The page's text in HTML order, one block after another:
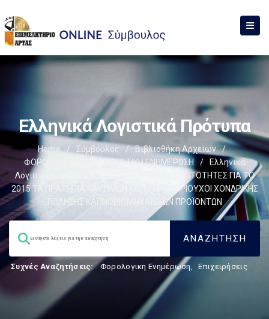
Ελληνικά Λογιστικά Πρότυπα
Home / Σύμβουλος / Βιβλιοθήκη Αρχείων
/
ΦΟΡΟΛΟΓΙΣΤΙΚΑ
ΛΟΓΙΣΤΙΚΗ ΕΝΗΜΕΡΩΣΗ /
Ελληνικά
Λογιστικά Πρότυπα
ΣΤΙΣ ΠΟΛΥ ΜΙΚΡΕΣ ΟΝΤΟΤΗΤΕΣ ΓΙΑ ΤΟ
2015 ΤΑ ΠΡΑΤΗΡΙΑ ΚΑΥΣΙΜΩΝ ΚΑΙ ΟΙ ΠΡΑΤΗΡΙΟΥΧΟΙ ΧΟΝΔΡΙΚΗΣ
ΠΩΛΗΣΗΣ ΚΑΠΝΟΒΙΟΜΗΧΑΝΙΚΩΝ ΠΡΟΪΟΝΤΩΝ
Συχνές Αναζητήσεις: Φορολογικη Ενημέρωση, Επιχειρήσεις